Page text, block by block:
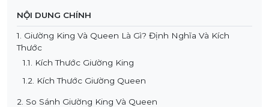
NỘI DUNG CHÍNH
1. Giường King Và Queen Là Gì? Định Nghĩa Và Kích
Thước
1.1. Kích Thước Giường King
1.2. Kích Thước Giường Queen
2. So Sánh Giường King Và Queen